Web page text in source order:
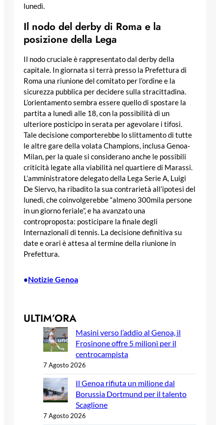
lunedì.
Il nodo del derby di Roma e la
posizione della Lega
Il nodo cruciale è rappresentato dal derby della
capitale. In giornata si terrà presso la Prefettura di
Roma una riunione del comitato per l’ordine e la
sicurezza pubblica per decidere sulla stracittadina.
L’orientamento sembra essere quello di spostare la
partita a lunedì alle 18, con la possibilità di un
ulteriore posticipo in serata per agevolare i tifosi.
Tale decisione comporterebbe lo slittamento di tutte
le altre gare della volata Champions, inclusa Genoa-
Milan, per la quale si considerano anche le possibili
criticità legate alla viabilità nel quartiere di Marassi.
L’amministratore delegato della Lega Serie A, Luigi
De Siervo, ha ribadito la sua contrarietà all’ipotesi del
lunedì, che coinvolgerebbe “almeno 300mila persone
in un giorno feriale”, e ha avanzato una
controproposta: posticipare la finale degli
Internazionali di tennis. La decisione definitiva su
date e orari è attesa al termine della riunione in
Prefettura.
•Notizie Genoa
ULTIM’ORA
Masini verso l’addio al Genoa, il
Frosinone offre 5 milioni per il
centrocampista
7 Agosto 2026
Il Genoa rifiuta un milione dal
Borussia Dortmund per il talento
Scaglione
7 Agosto 2026